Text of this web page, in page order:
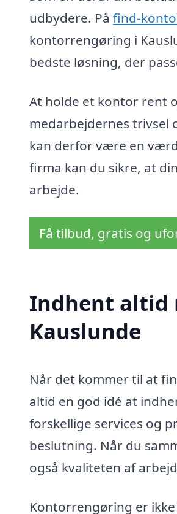
udbydere. På find-
kontorrengøring i
bedste løsning, der
At holde et kontor rent
medarbejdernes trivsel
kan derfor være en
firma kan du sikre, at
arbejde.
Få tilbud, gratis og
Indhent altid
Kauslunde
Når det kommer til at
altid en god idé at
forskellige services og
beslutning. Når du
også kvaliteten af
Kontorrengøring er